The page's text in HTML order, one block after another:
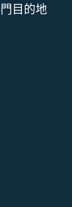
目的地